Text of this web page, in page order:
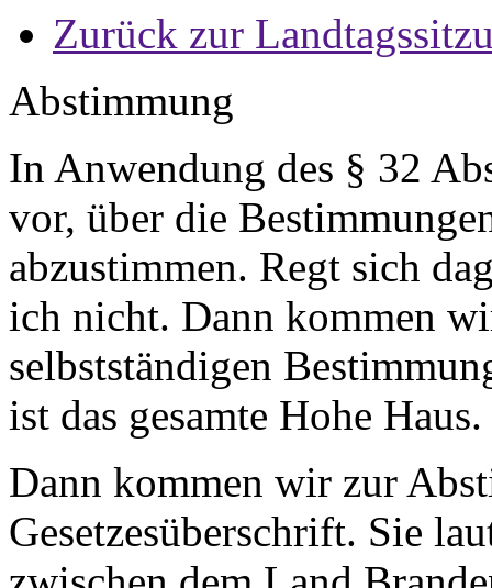
Zurück zur
Abstimmung
In Anwendung des § 32
vor, über die
abzustimmen. Regt sich
ich nicht. Dann kommen
selbstständigen
ist das gesamte Hohe Haus.
Dann kommen wir zur
Gesetzesüberschrift. Sie